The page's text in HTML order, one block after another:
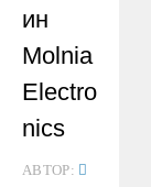
ин
Molnia
Electro
nics
АВТОР: